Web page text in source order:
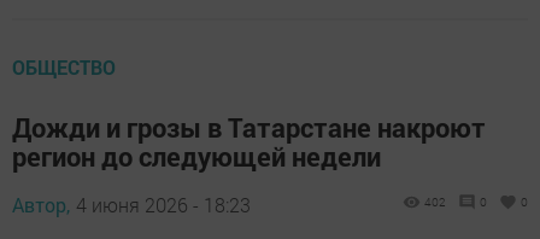
ОБЩЕСТВО
Дожди и грозы в Татарстане накроют
регион до следующей недели
Автор, 4 июня 2026 - 18:23 402 0 0